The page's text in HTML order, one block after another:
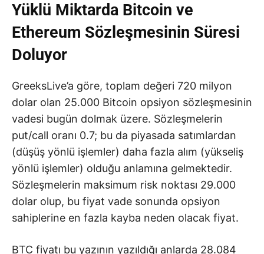
Yüklü Miktarda Bitcoin ve
Ethereum Sözleşmesinin Süresi
Doluyor
GreeksLive’a göre, toplam değeri 720 milyon
dolar olan 25.000 Bitcoin opsiyon sözleşmesinin
vadesi bugün dolmak üzere. Sözleşmelerin
put/call oranı 0.7; bu da piyasada satımlardan
(düşüş yönlü işlemler) daha fazla alım (yükseliş
yönlü işlemler) olduğu anlamına gelmektedir.
Sözleşmelerin maksimum risk noktası 29.000
dolar olup, bu fiyat vade sonunda opsiyon
sahiplerine en fazla kayba neden olacak fiyat.
BTC fiyatı bu yazının yazıldığı anlarda 28.084